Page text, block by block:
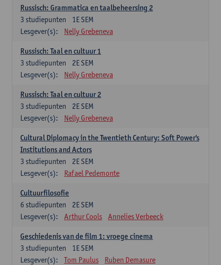
Russisch: Grammatica en taalbeheersing 2
1E SEM
3 studiepunten
Lesgever(s):
Nelly Grebeneva
Russisch: Taal en cultuur 1
2E SEM
3 studiepunten
Lesgever(s):
Nelly Grebeneva
Russisch: Taal en cultuur 2
2E SEM
3 studiepunten
Lesgever(s):
Nelly Grebeneva
Cultural Diplomacy in the Twentieth Century: Soft Power's
Institutions and Actors
2E SEM
3 studiepunten
Lesgever(s):
Rafael Pedemonte
Cultuurfilosofie
2E SEM
6 studiepunten
Lesgever(s):
Arthur Cools Annelies Verbeeck
Geschiedenis van de film 1: vroege cinema
1E SEM
3 studiepunten
Lesgever(s):
Tom Paulus Ruben Demasure